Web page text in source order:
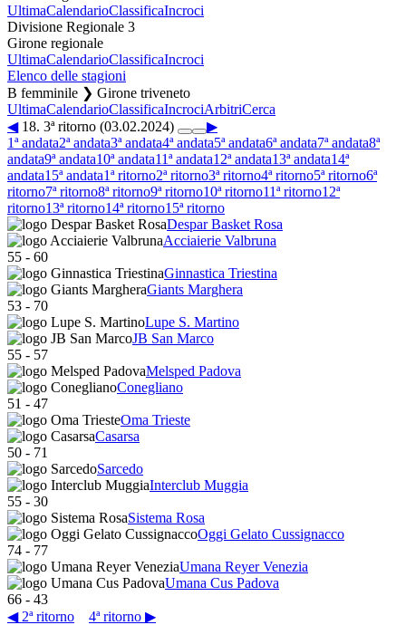
UltimaCalendarioClassificaIncroci
Divisione Regionale 3
Girone regionale
UltimaCalendarioClassificaIncroci
Elenco delle stagioni
B femminile ❯ Girone triveneto
UltimaCalendarioClassificaIncrociArbitriCerca
◀18. 3ª ritorno (03.02.2024)
▶
1ª andata2ª andata3ª andata4ª andata5ª andata6ª andata7ª andata8ª
andata9ª andata10ª andata11ª andata12ª andata13ª andata14ª
andata15ª andata1ª ritorno2ª ritorno3ª ritorno4ª ritorno5ª ritorno6ª
ritorno7ª ritorno8ª ritorno9ª ritorno10ª ritorno11ª ritorno12ª
ritorno13ª ritorno14ª ritorno15ª ritorno
Despar Basket Rosa
Acciaierie Valbruna
55 - 60
Ginnastica Triestina
Giants Marghera
53 - 70
Lupe S. Martino
JB San Marco
55 - 57
Melsped Padova
Conegliano
51 - 47
Oma Trieste
Casarsa
50 - 71
Sarcedo
Interclub Muggia
55 - 30
Sistema Rosa
Oggi Gelato Cussignacco
74 - 77
Umana Reyer Venezia
Umana Cus Padova
66 - 43
◀ 2ª ritorno
4ª ritorno ▶